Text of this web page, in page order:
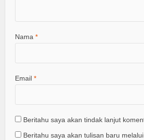
Nama*
Email*
Beritahu saya akan tindak lanjut
Beritahu saya akan tulisan baru